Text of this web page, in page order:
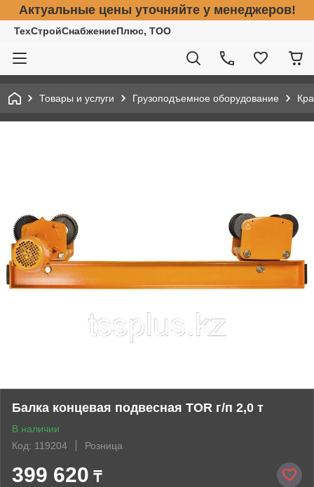
Актуальные цены уточняйте у менеджеров!
ТехСтройСнабжениеПлюс, ТОО
Товары и услуги Грузоподъемное оборудование
Балка концевая подвесная TOR г/п 2,0 т
В наличии
Код: 119204
Розница
399 620 ₸